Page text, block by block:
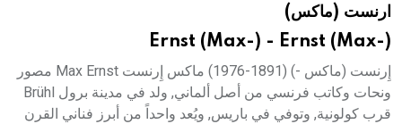
هيئة الموسوعة العربية تطلق موسوعات جديدة في عام 2026ارنست (ماكس)
Ernst (Max-) - Ernst (Max-)
إِرنست (ماكس -) (1891-1976) ماكس إِرنست Max Ernst مصور
ونحات وكاتب فرنسي من أصل ألماني, ولد في مدينة برول Brühl
قرب كولونية, وتوفي في باريس, ويُعد واحداً من أبرز فناني القرن